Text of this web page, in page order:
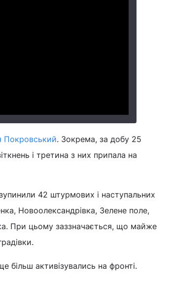
Покровський. Зокрема, за добу 25
і третина з них припала на
42 штурмових і наступальних
Новоолександрівка, Зелене поле,
При цьому заззначається, що майже
більш активізувались на фронті.